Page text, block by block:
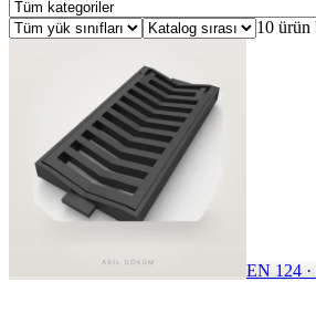
10 ürün
EN 124